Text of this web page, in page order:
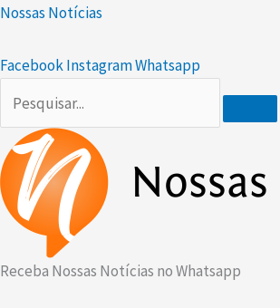
Ir
o
Nossas Notícias
FacebookInstagramWhatsapp
Receba Nossas Notícias no Whatsapp
Scroll